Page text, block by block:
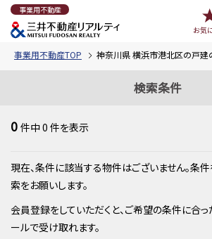
事業用不動産
お気
事業用不動産TOP 神奈川県 横浜市港北区の戸建
検索条件
0 件中0 件を表示
現在、条件に該当する物件はございません。条
索をお願いします。
会員登録をしていただくと、ご希望の条件に合
ールで受け取れます。